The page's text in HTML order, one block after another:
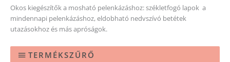
Okos kiegészítők a mosható pelenkázáshoz: székletfogó lapok a
mindennapi pelenkázáshoz, eldobható nedvszívó betétek
utazásokhoz és más apróságok.
TERMÉKSZŰRŐ